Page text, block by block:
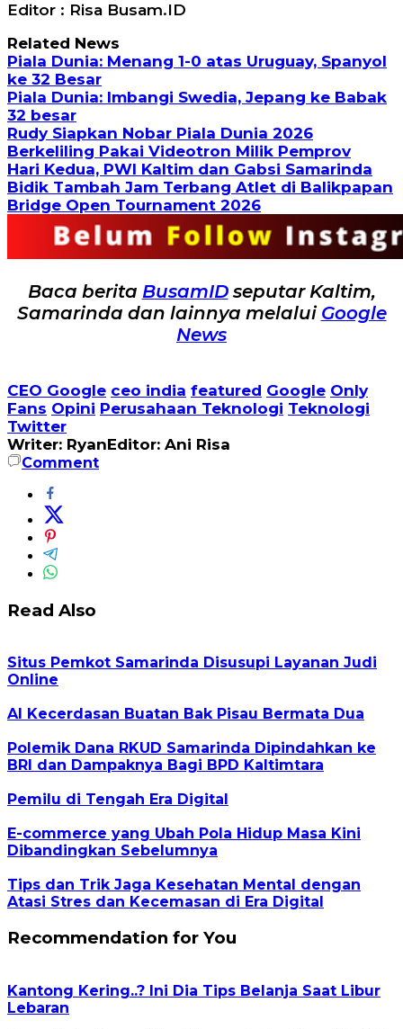
Editor : Risa Busam.ID
Related News
Piala Dunia: Menang 1-0 atas Uruguay, Spanyol
ke 32 Besar
Piala Dunia: Imbangi Swedia, Jepang ke Babak
32 besar
Rudy Siapkan Nobar Piala Dunia 2026
Berkeliling Pakai Videotron Milik Pemprov
Hari Kedua, PWI Kaltim dan Gabsi Samarinda
Bidik Tambah Jam Terbang Atlet di Balikpapan
Bridge Open Tournament 2026
Baca berita BusamIDseputar Kaltim,
Samarinda dan lainnya melalui Google
News
CEO Google ceo india featured Google Only
Fans Opini Perusahaan Teknologi Teknologi
Twitter
Writer: RyanEditor: Ani Risa
Comment
Read Also
Situs Pemkot Samarinda Disusupi Layanan Judi
Online
AI Kecerdasan Buatan Bak Pisau Bermata Dua
Polemik Dana RKUD Samarinda Dipindahkan ke
BRI dan Dampaknya Bagi BPD Kaltimtara
Pemilu di Tengah Era Digital
E-commerce yang Ubah Pola Hidup Masa Kini
Dibandingkan Sebelumnya
Tips dan Trik Jaga Kesehatan Mental dengan
Atasi Stres dan Kecemasan di Era Digital
Recommendation for You
Kantong Kering..? Ini Dia Tips Belanja Saat Libur
Lebaran